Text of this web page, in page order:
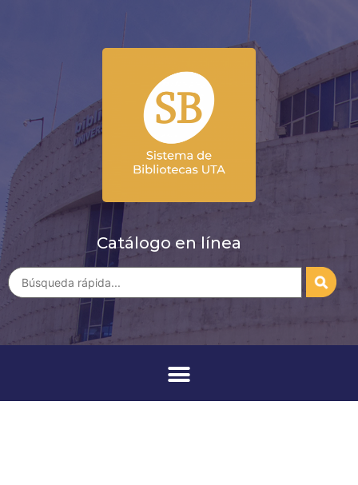
Catálogo en línea